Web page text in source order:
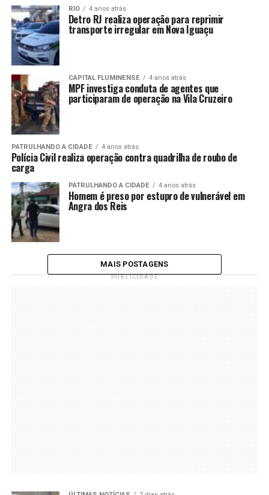
RIO 4 anos atrás
Detro RJ realiza operação para reprimir
transporte irregular em Nova Iguaçu
CAPITAL FLUMINENSE 4 anos atrás
MPF investiga conduta de agentes que
participaram de operação na Vila Cruzeiro
PATRULHANDO A CIDADE 4 anos atrás
Polícia Civil realiza operação contra quadrilha de roubo de
carga
PATRULHANDO A CIDADE 4 anos atrás
Homem é preso por estupro de vulnerável em
Angra dos Reis
MAIS POSTAGENS
PUBLICIDADE